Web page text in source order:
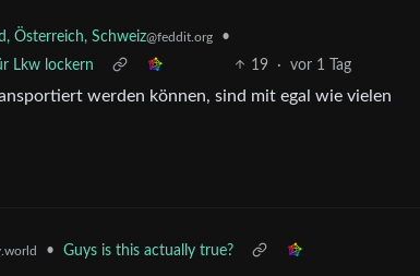
Österreich, Schweiz@feddit.org
•
Lkw lockern
19 · vor 1 Tag
werden können, sind mit egal wie vielen
•
Guys is this actually true?